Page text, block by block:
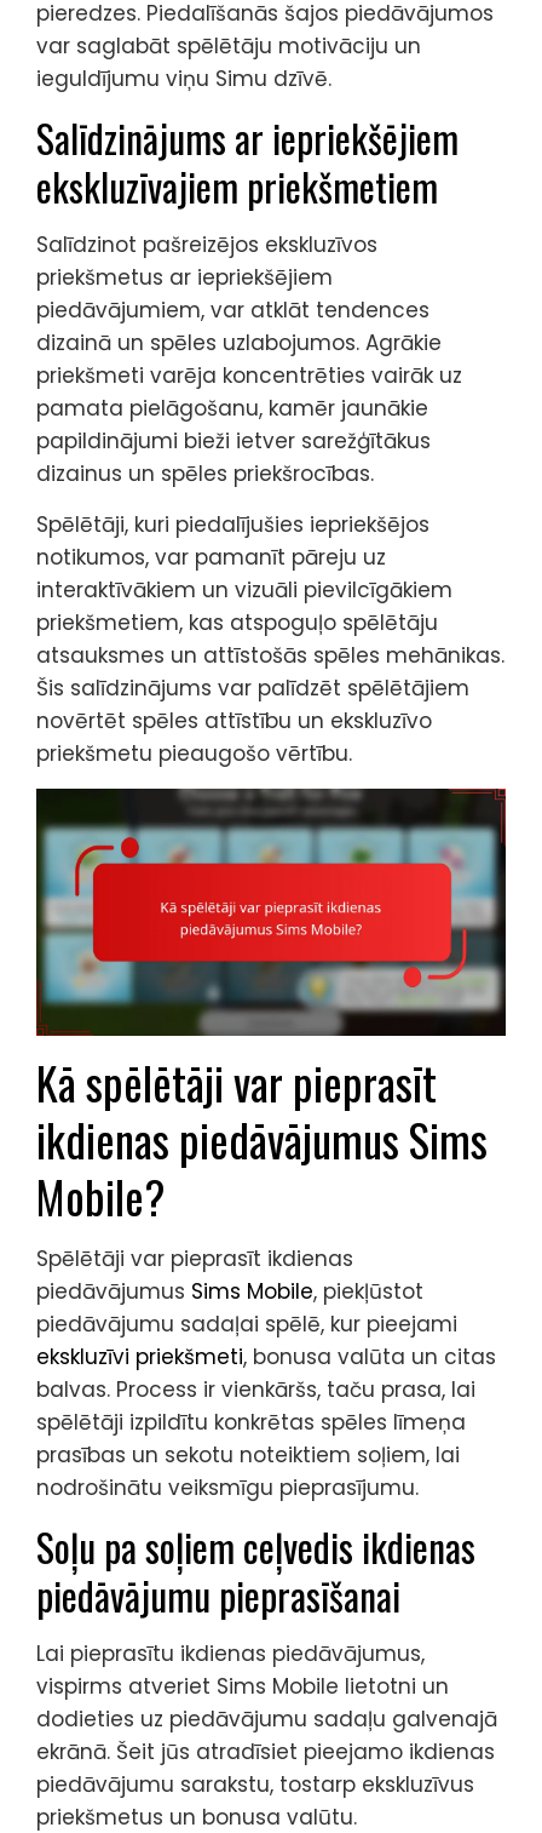
pieredzes. Piedalīšanās šajos piedāvājumos
var saglabāt spēlētāju motivāciju un
ieguldījumu viņu Simu dzīvē.
Salīdzinājums ar iepriekšējiem
ekskluzīvajiem priekšmetiem
Salīdzinot pašreizējos ekskluzīvos
priekšmetus ar iepriekšējiem
piedāvājumiem, var atklāt tendences
dizainā un spēles uzlabojumos. Agrākie
priekšmeti varēja koncentrēties vairāk uz
pamata pielāgošanu, kamēr jaunākie
papildinājumi bieži ietver sarežģītākus
dizainus un spēles priekšrocības.
Spēlētāji, kuri piedalījušies iepriekšējos
notikumos, var pamanīt pāreju uz
interaktīvākiem un vizuāli pievilcīgākiem
priekšmetiem, kas atspoguļo spēlētāju
atsauksmes un attīstošās spēles mehānikas.
Šis salīdzinājums var palīdzēt spēlētājiem
novērtēt spēles attīstību un ekskluzīvo
priekšmetu pieaugošo vērtību.
Kā spēlētāji var pieprasīt
ikdienas piedāvājumus Sims
Mobile?
Spēlētāji var pieprasīt ikdienas
piedāvājumus Sims Mobile, piekļūstot
piedāvājumu sadaļai spēlē, kur pieejami
ekskluzīvi priekšmeti, bonusa valūta un citas
balvas. Process ir vienkāršs, taču prasa, lai
spēlētāji izpildītu konkrētas spēles līmeņa
prasības un sekotu noteiktiem soļiem, lai
nodrošinātu veiksmīgu pieprasījumu.
Soļu pa soļiem ceļvedis ikdienas
piedāvājumu pieprasīšanai
Lai pieprasītu ikdienas piedāvājumus,
vispirms atveriet Sims Mobile lietotni un
dodieties uz piedāvājumu sadaļu galvenajā
ekrānā. Šeit jūs atradīsiet pieejamo ikdienas
piedāvājumu sarakstu, tostarp ekskluzīvus
priekšmetus un bonusa valūtu.